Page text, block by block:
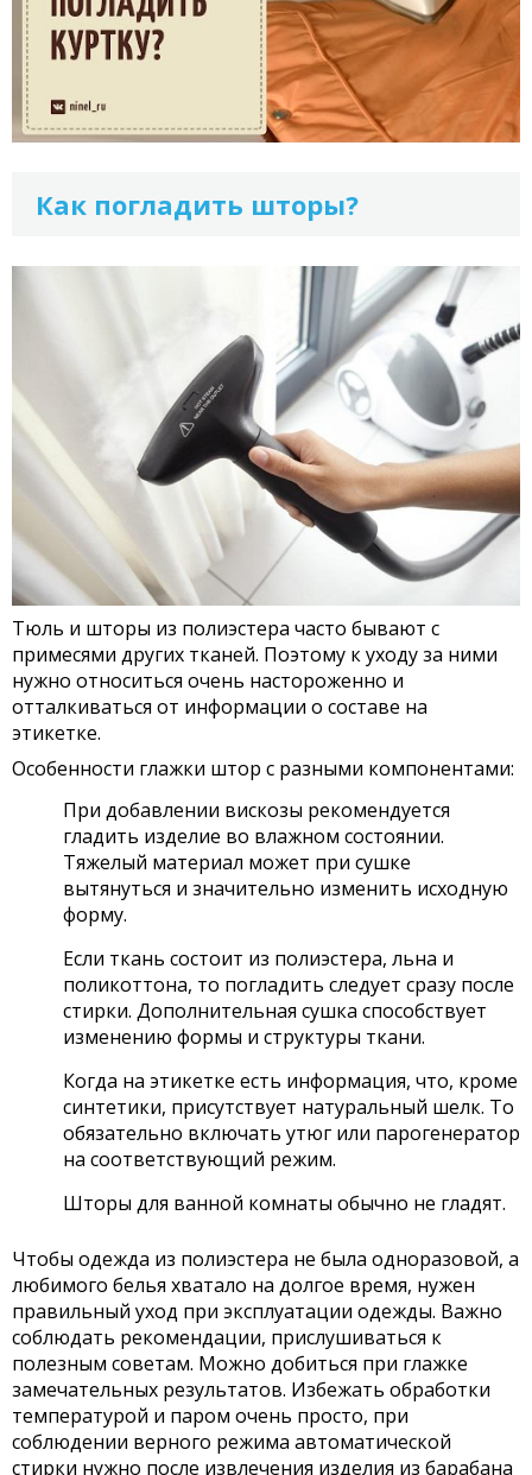
Как погладить шторы?
Тюль и шторы из полиэстера часто бывают с
примесями других тканей. Поэтому к уходу за ними
нужно относиться очень настороженно и
отталкиваться от информации о составе на
этикетке.
Особенности глажки штор с разными компонентами:
При добавлении вискозы рекомендуется
гладить изделие во влажном состоянии.
Тяжелый материал может при сушке
вытянуться и значительно изменить исходную
форму.
Если ткань состоит из полиэстера, льна и
поликоттона, то погладить следует сразу после
стирки. Дополнительная сушка способствует
изменению формы и структуры ткани.
Когда на этикетке есть информация, что, кроме
синтетики, присутствует натуральный шелк. То
обязательно включать утюг или парогенератор
на соответствующий режим.
Шторы для ванной комнаты обычно не гладят.
Чтобы одежда из полиэстера не была одноразовой, а
любимого белья хватало на долгое время, нужен
правильный уход при эксплуатации одежды. Важно
соблюдать рекомендации, прислушиваться к
полезным советам. Можно добиться при глажке
замечательных результатов. Избежать обработки
температурой и паром очень просто, при
соблюдении верного режима автоматической
стирки нужно после извлечения изделия из барабана